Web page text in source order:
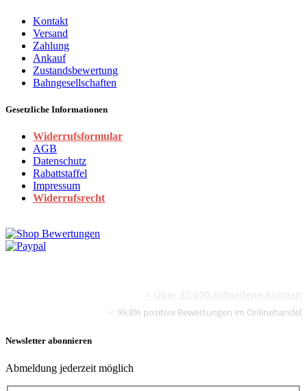
Kontakt
Versand
Zahlung
Ankauf
Zustandsbewertung
Bahngesellschaften
Gesetzliche Informationen
Widerrufsformular
AGB
Datenschutz
Rabattstaffel
Impressum
Widerrufsrecht
✅ 99,8% positive Bewertungen im Onlinehandel
Newsletter abonnieren
Abmeldung jederzeit möglich